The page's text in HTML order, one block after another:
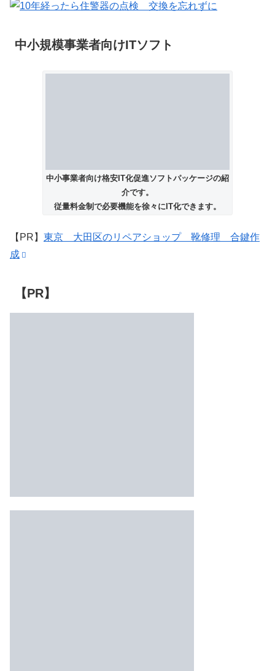
中小規模事業者向けITソフト
中小事業者向け格安IT化促進ソフトパッケージの紹
介です。
従量料金制で必要機能を徐々にIT化できます。
【PR】 東京 大田区のリペアショップ 靴修理 合鍵作
成
【PR】